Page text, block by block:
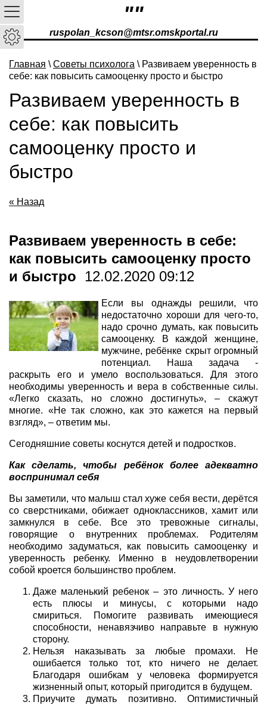
""
ruspolan_kcson@mtsr.omskportal.ru
Главная \ Советы психолога \ Развиваем уверенность в
себе: как повысить самооценку просто и быстро
Развиваем уверенность в
себе: как повысить
самооценку просто и
быстро
« Назад
Развиваем уверенность в себе:
как повысить самооценку просто
и быстро 12.02.2020 09:12
Если вы однажды решили, что
недостаточно хороши для чего-то,
надо срочно думать, как повысить
самооценку. В каждой женщине,
мужчине, ребёнке скрыт огромный
потенциал. Наша задача -
раскрыть его и умело воспользоваться. Для этого
необходимы уверенность и вера в собственные силы.
«Легко сказать, но сложно достигнуть», – скажут
многие. «Не так сложно, как это кажется на первый
взгляд», – ответим мы.
Сегодняшние советы коснутся детей и подростков.
Как сделать, чтобы ребёнок более адекватно
воспринимал себя
Вы заметили, что малыш стал хуже себя вести, дерётся
со сверстниками, обижает одноклассников, хамит или
замкнулся в себе. Все это тревожные сигналы,
говорящие о внутренних проблемах. Родителям
необходимо задуматься, как повысить самооценку и
уверенность ребенку. Именно в неудовлетворении
собой кроется большинство проблем.
Даже маленький ребенок – это личность. У него
есть плюсы и минусы, с которыми надо
смириться. Помогите развивать имеющиеся
способности, ненавязчиво направьте в нужную
сторону.
Нельзя наказывать за любые промахи. Не
ошибается только тот, кто ничего не делает.
Благодаря ошибкам у человека формируется
жизненный опыт, который пригодится в будущем.
Приучите думать позитивно. Оптимистичный